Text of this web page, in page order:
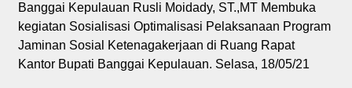
Banggai Kepulauan Rusli Moidady, ST.,MT Membuka
kegiatan Sosialisasi Optimalisasi Pelaksanaan Program
Jaminan Sosial Ketenagakerjaan di Ruang Rapat
Kantor Bupati Banggai Kepulauan. Selasa, 18/05/21